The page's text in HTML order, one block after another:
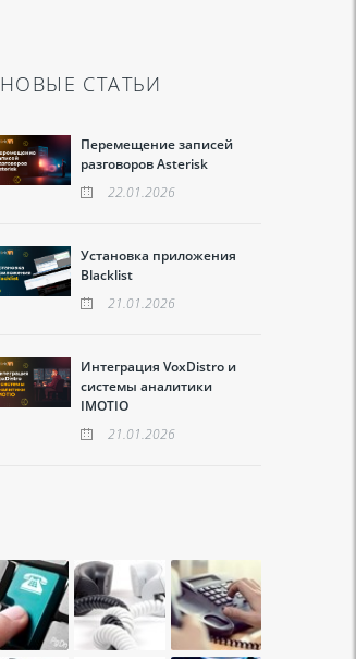
НОВЫЕ СТАТЬИ
Перемещение записей
разговоров Asterisk
22.01.2026
Установка приложения
Blacklist
21.01.2026
Интеграция VoxDistro и
системы аналитики
IMOTIO
21.01.2026